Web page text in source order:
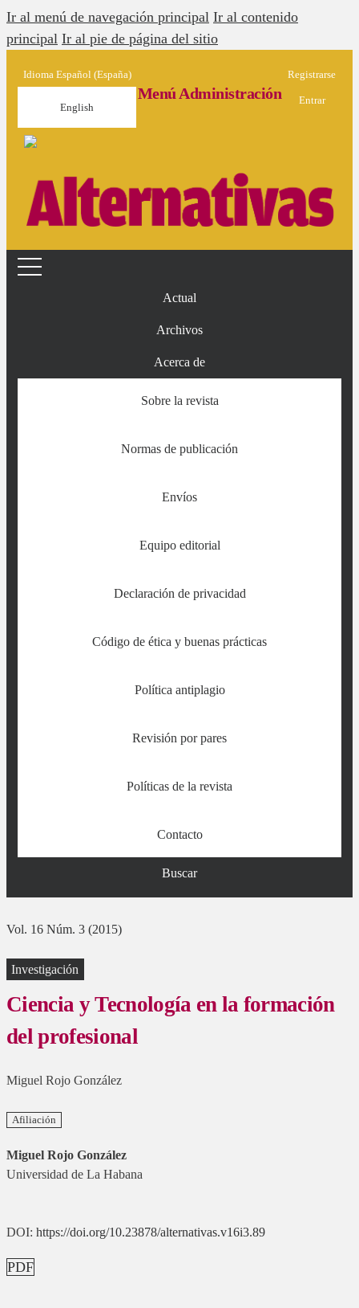
Ir al menú de navegación principal Ir al contenido
principal Ir al pie de página del sitio
Idioma Español (España)
English
Menú Administración
Registrarse
Entrar
Actual
Archivos
Acerca de
Sobre la revista
Normas de publicación
Envíos
Equipo editorial
Declaración de privacidad
Código de ética y buenas prácticas
Política antiplagio
Revisión por pares
Políticas de la revista
Contacto
Buscar
Vol. 16 Núm. 3 (2015)
Investigación
Ciencia y Tecnología en la formación
del profesional
Miguel Rojo González
Afiliación
Miguel Rojo González
Universidad de La Habana
DOI: https://doi.org/10.23878/alternativas.v16i3.89
PDF